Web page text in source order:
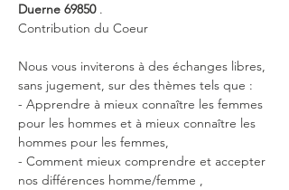
Duerne 69850 .
Contribution du Coeur
Nous vous inviterons à des échanges libres,
sans jugement, sur des thèmes tels que :
- Apprendre à mieux connaître les femmes
pour les hommes et à mieux connaître les
hommes pour les femmes,
- Comment mieux comprendre et accepter
nos différences homme/femme ,